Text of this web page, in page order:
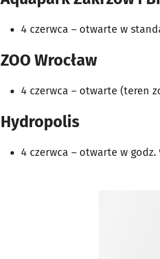
4 czerwca – otwarte w
ZOO Wrocław
4 czerwca – otwarte (teren
Hydropolis
4 czerwca – otwarte w godz.